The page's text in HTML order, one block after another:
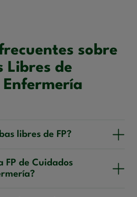
sobre
Libres de
libres de FP?
FP de Cuidados